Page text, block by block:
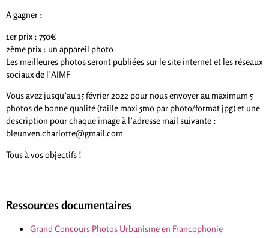
A gagner :
1er prix : 750€
2ème prix : un appareil photo
Les meilleures photos seront publiées sur le site internet et les réseaux
sociaux de l’AIMF
Vous avez jusqu’au 15 février 2022 pour nous envoyer au maximum 5
photos de bonne qualité (taille maxi 5mo par photo/format jpg) et une
description pour chaque image à l’adresse mail suivante :
bleunven.charlotte@gmail.com
Tous à vos objectifs !
Ressources documentaires
Grand Concours Photos Urbanisme en Francophonie